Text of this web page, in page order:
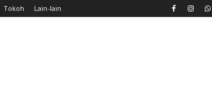
Tokoh Lain-lain